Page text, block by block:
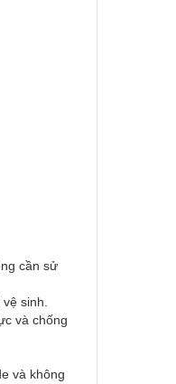
cần sử
sinh.
và chống
và không